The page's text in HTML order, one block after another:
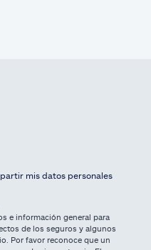
mis datos personales
e información general para
de los seguros y algunos
Por favor reconoce que un